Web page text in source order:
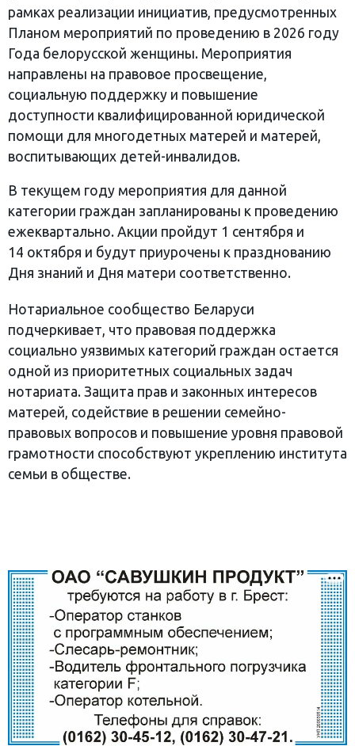
рамках реализации инициатив, предусмотренных
Планом мероприятий по проведению в 2026 году
Года белорусской женщины. Мероприятия
направлены на правовое просвещение,
социальную поддержку и повышение
доступности квалифицированной юридической
помощи для многодетных матерей и матерей,
воспитывающих детей-инвалидов.
В текущем году мероприятия для данной
категории граждан запланированы к проведению
ежеквартально. Акции пройдут 1 сентября и
14 октября и будут приурочены к празднованию
Дня знаний и Дня матери соответственно.
Нотариальное сообщество Беларуси
подчеркивает, что правовая поддержка
социально уязвимых категорий граждан остается
одной из приоритетных социальных задач
нотариата. Защита прав и законных интересов
матерей, содействие в решении семейно-
правовых вопросов и повышение уровня правовой
грамотности способствуют укреплению института
семьи в обществе.